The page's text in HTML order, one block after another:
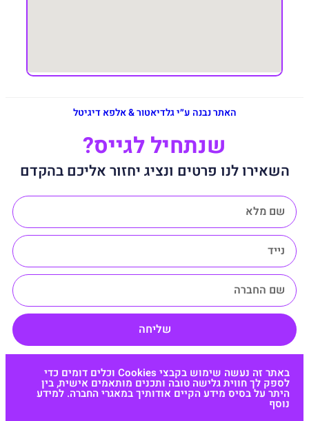
האתר נבנה ע״י גלדיאטור & אלפא דיגיטל
שנתחיל לגייס?
השאירו לנו פרטים ונציג יחזור אליכם בהקדם
שליחה
באתר זה נעשה שימוש בקבצי Cookies וכלים דומים כדי
לספק לך חווית גלישה טובה ותכנים מותאמים אישית, בין
היתר על בסיס מידע הקיים אודותיך במאגרי החברה. למידע
נוסף